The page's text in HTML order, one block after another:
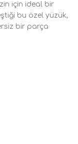
için ideal bir
bu özel yüzük,
bir parça